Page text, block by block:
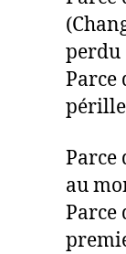
perdu
Parce
Parce
au
Parce